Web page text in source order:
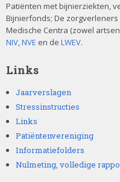
Patiënten met bijnierziekten,
Bijnierfonds; De
Medische Centra (zowel
NIV,NVE en de LWEV.
Links
Jaarverslagen
Stressinstructies
Links
Patiëntenvereniging
Informatiefolders
Nulmeting, volledige